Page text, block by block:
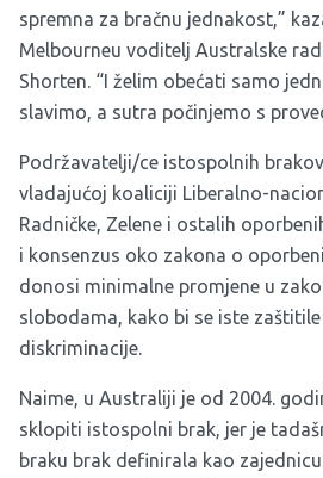
spremna za bračnu jednakost,”
Melbourneu voditelj Australske
Shorten. “I želim obećati samo
slavimo, a sutra počinjemo s
Podržavatelji/ce istospolnih
vladajućoj koaliciji Liberalno-
Radničke, Zelene i ostalih
i konsenzus oko zakona o
donosi minimalne promjene u
slobodama, kako bi se iste
diskriminacije.
Naime, u Australiji je od 2004.
sklopiti istospolni brak, jer je
braku brak definirala kao